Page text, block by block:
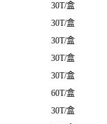
30T/盒
30T/盒
30T/盒
30T/盒
30T/盒
60T/盒
30T/盒